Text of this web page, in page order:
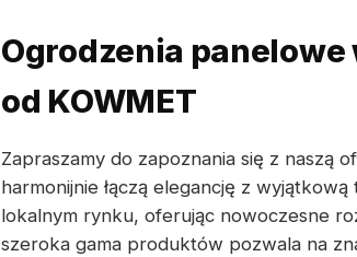
Ogrodzenia panelowe
od KOWMET
Zapraszamy do zapoznania się z naszą
harmonijnie łączą elegancję z wyjątkową
lokalnym rynku, oferując nowoczesne
szeroka gama produktów pozwala na